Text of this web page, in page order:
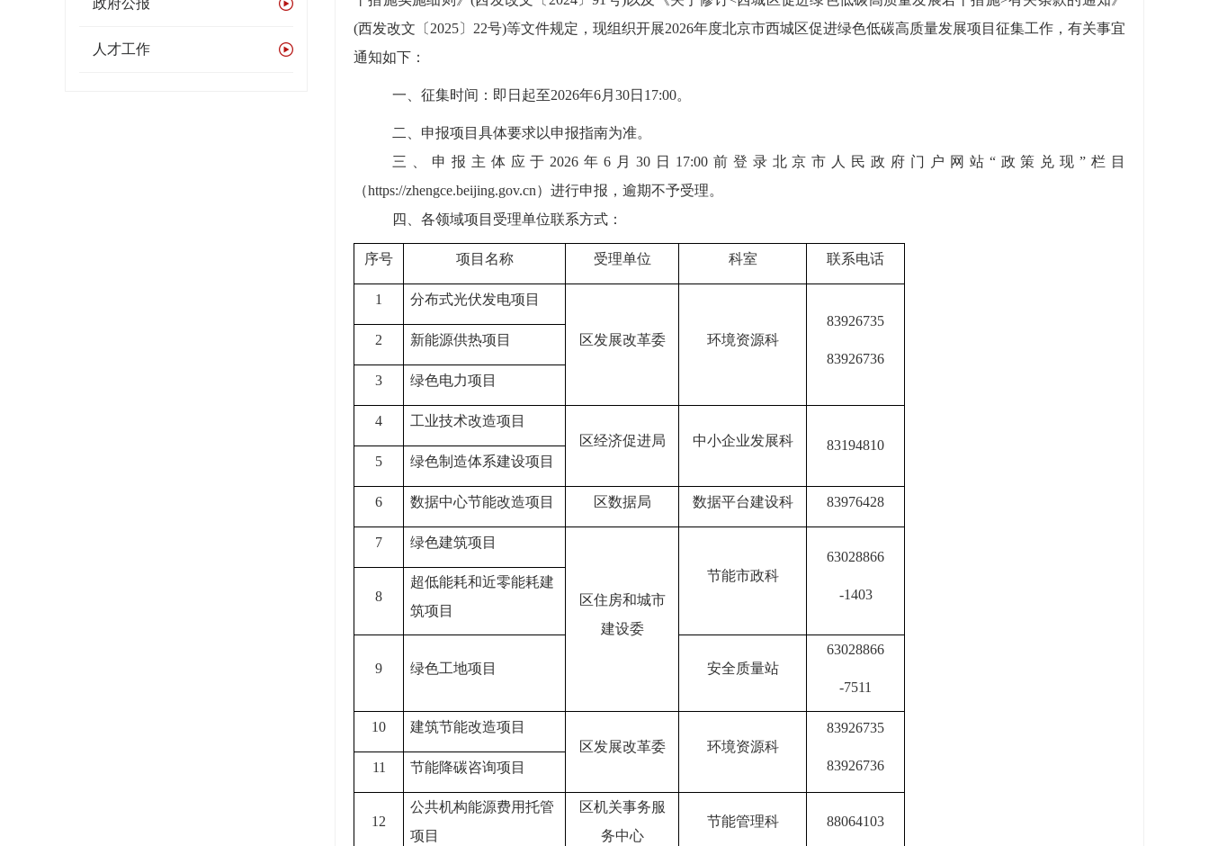
政府公报
人才工作
(西发改文〔 2025〕 22号)等文件规定，现组织开展2026年度北京市西城区促进绿色低碳高质量发展项目征集工作，有关事宜
通知如下：
一、征集时间：即日起至2026年6月 30日 17:00。
二、申报项目 具体要求以申报指南为准。
三、 申报主体应于 2026 年6 月30 日 17:00前登录北京市人民政府门户网站 “政策兑现”栏目
（https://zhengce.beijing.gov.cn）进行申报 ， 逾期不予受理。
四、各领域项目 受理单位联系方式 ：
序号 项目名称 受理单位 科室 联系电话
1 分布式光伏发电项目
区发展改革委 环境资源科
83926735
83926736
2 新能源供热项目
3 绿色电力项目
4
工业技术改造项目
区经济促进局
中小企业发展科
83194810
5
绿色制造体系建设项目
6 数据中心节能改造项目 区数据局 数据平台建设科 83976428
7 绿色建筑项 目
区住房和城市
建设委
节能市政科
63028866
-1403
8
超低能耗和近零能耗建
筑项目
9 绿色工地项目 安全质量站
63028866
-7511
10 建筑节能改造项目
区发展改革委
环境资源科
83926735
83926736
11 节能降碳咨询项目
12
公共机构能源费用托管
项目
区机关事务服
务中心
节能管理科 88064103